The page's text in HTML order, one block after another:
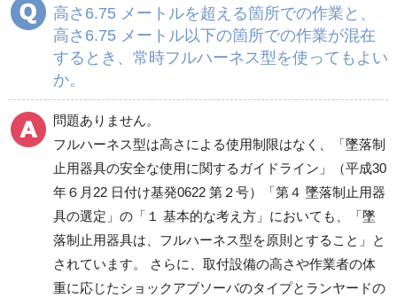
高さ6.75 メートルを超える箇所での作業と、
高さ6.75 メートル以下の箇所での作業が混在
するとき、常時フルハーネス型を使ってもよい
か。
問題ありません。
フルハーネス型は高さによる使用制限はなく、「墜落制
止用器具の安全な使用に関するガイドライン」（平成30
年６月22 日付け基発0622 第２号）「第４ 墜落制止用器
具の選定」の「１ 基本的な考え方」においても、「墜
落制止用器具は、フルハーネス型を原則とすること」と
されています。 さらに、取付設備の高さや作業者の体
重に応じたショックアブソーバのタイプとランヤードの